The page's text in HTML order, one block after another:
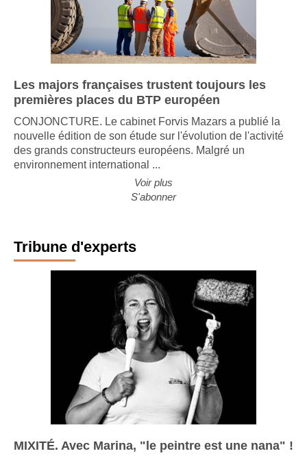
Les majors françaises trustent toujours les
premières places du BTP européen
CONJONCTURE. Le cabinet Forvis Mazars a publié la
nouvelle édition de son étude sur l'évolution de l'activité
des grands constructeurs européens. Malgré un
environnement international ...
Voir plus
S'abonner
Tribune d'experts
MIXITÉ. Avec Marina, "le peintre est une nana" !